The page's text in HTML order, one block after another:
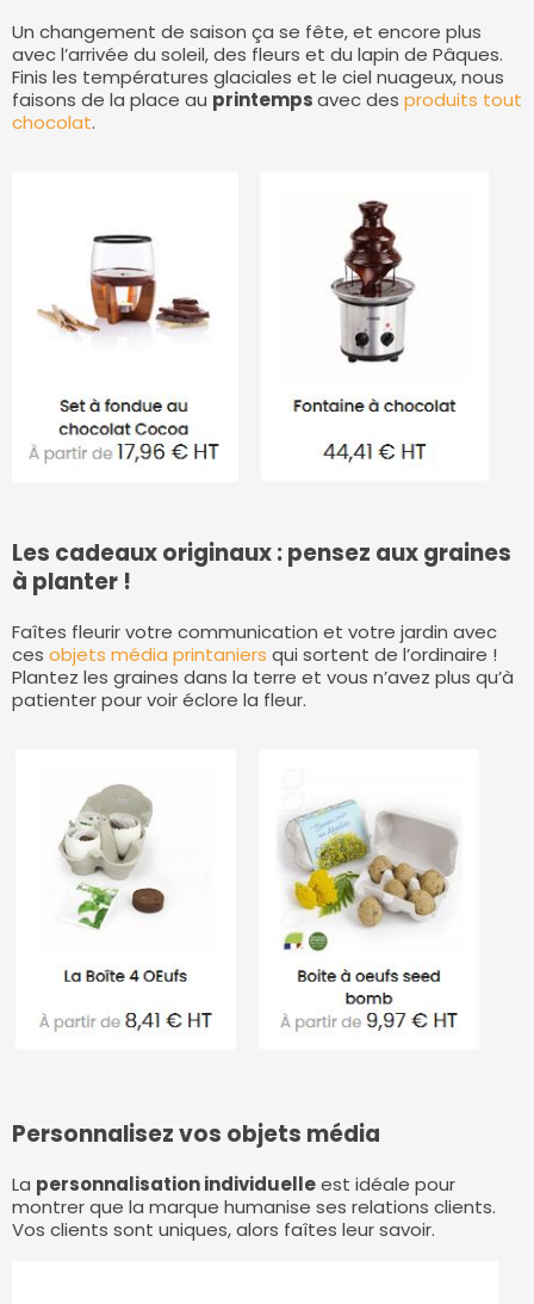
Un changement de saison ça se fête, et encore plus
avec l’arrivée du soleil, des fleurs et du lapin de Pâques.
Finis les températures glaciales et le ciel nuageux, nous
faisons de la place au printempsavec des produits tout
chocolat.
Les cadeaux originaux : pensez aux graines
à planter !
Faîtes fleurir votre communication et votre jardin avec
ces objets média printaniers qui sortent de l’ordinaire !
Plantez les graines dans la terre et vous n’avez plus qu’à
patienter pour voir éclore la fleur.
Personnalisez vos objets média
La personnalisation individuelleest idéale pour
montrer que la marque humanise ses relations clients.
Vos clients sont uniques, alors faîtes leur savoir.